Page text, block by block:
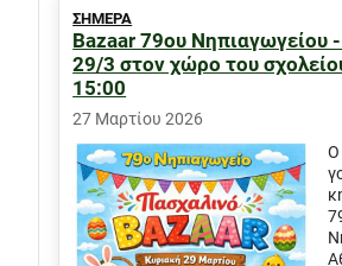
ΣΗΜΕΡΑ
Bazaar 79ου Νηπιαγωγείου
29/3 στον χώρο του
15:00
27 Μαρτίου 2026
Ο